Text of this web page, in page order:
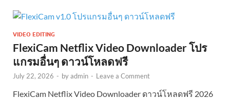
VIDEO EDITING
FlexiCam Netflix Video Downloader โปร
แกรมอื่นๆ ดาวน์โหลดฟรี
July 22, 2026 - byadmin - Leave a Comment
FlexiCam Netflix Video Downloader ดาวน์โหลดฟรี 2026